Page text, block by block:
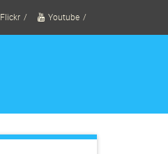
Flickr Youtube